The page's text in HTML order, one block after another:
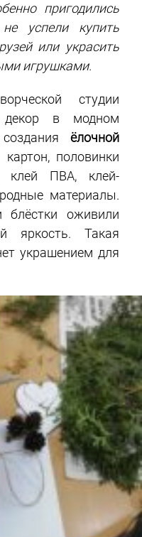
пригодились
успели купить
или украсить
игрушками.
студии
декор в модном
ёлочной
картон, половинки
клей ПВА, клей-
материалы.
блёстки оживили
яркость. Такая
украшением для